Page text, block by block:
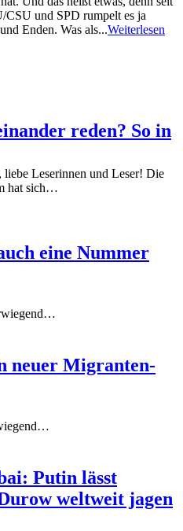
und SPD rumpelt es ja
Enden. Was als...Weiterlesen
reden? So in
liebe Leserinnen und Leser! Die
hat sich…
eine Nummer
neuer Migranten-
Putin lässt
weltweit jagen